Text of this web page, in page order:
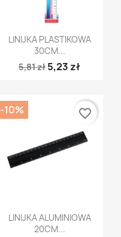
Szybki podgląd
LINIJKA PLASTIKOWA
30CM...
5,81 zł 5,23 zł
Szybki podgląd
LINIJKA ALUMINIOWA
20CM...
-10% favorite_border